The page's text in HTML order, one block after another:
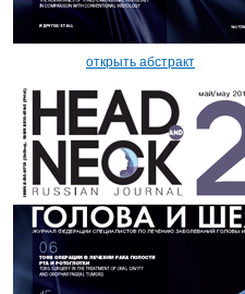
открыть абстракт